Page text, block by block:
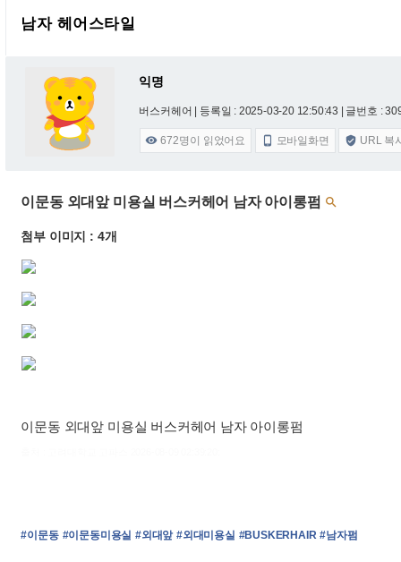
남자 헤어스타일
익명
버스커헤어 | 등록일 : 2025-03-20 12:50:43 | 글번호 :
 672명이 읽었어요  모바일화면  URL 복
이문동 외대앞 미용실 버스커헤어 남자 아이롱펌 
첨부 이미지 : 4개
이문동 외대앞 미용실 버스커헤어 남자 아이롱펌
#이문동 #이문동미용실 #외대앞 #외대미용실 #BUSKERHAIR #남자펌